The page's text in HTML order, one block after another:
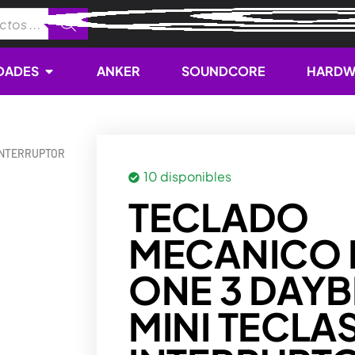
Open NOVEDADES
ANKER SOUNDCORE
10 disponibles
TECLADO
MECANICO
ONE 3
MINI